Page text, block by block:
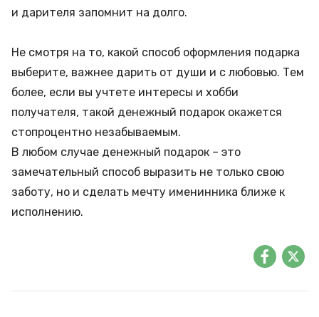
и дарителя запомнит на долго.
Не смотря на то, какой способ оформления подарка
выберите, важнее дарить от души и с любовью. Тем
более, если вы учтете интересы и хобби
получателя, такой денежный подарок окажется
стопроцентно незабываемым.
В любом случае денежный подарок – это
замечательный способ выразить не только свою
заботу, но и сделать мечту именинника ближе к
исполнению.